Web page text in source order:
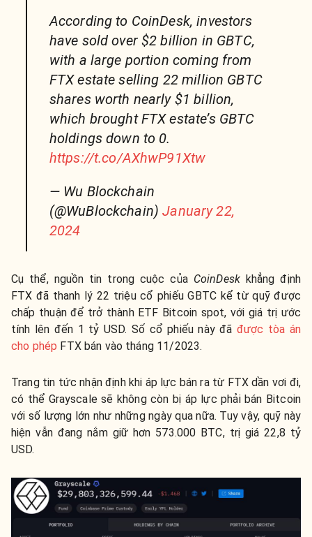
According to CoinDesk, investors
have sold over $2 billion in GBTC,
with a large portion coming from
FTX estate selling 22 million GBTC
shares worth nearly $1 billion,
which brought FTX estate’s GBTC
holdings down to 0.
https://t.co/AXhwP91Xtw
— Wu Blockchain
(@WuBlockchain)January 22,
2024
Cụ thể, nguồn tin trong cuộc của CoinDesk khẳng định
FTX đã thanh lý 22 triệu cổ phiếu GBTC kể từ quỹ được
chấp thuận để trở thành ETF Bitcoin spot, với giá trị ước
tính lên đến 1 tỷ USD. Số cổ phiếu này đã được tòa án
cho phép FTX bán vào tháng 11/2023.
Trang tin tức nhận định khi áp lực bán ra từ FTX dần vơi đi,
có thể Grayscale sẽ không còn bị áp lực phải bán Bitcoin
với số lượng lớn như những ngày qua nữa. Tuy vậy, quỹ này
hiện vẫn đang nắm giữ hơn 573.000 BTC, trị giá 22,8 tỷ
USD.